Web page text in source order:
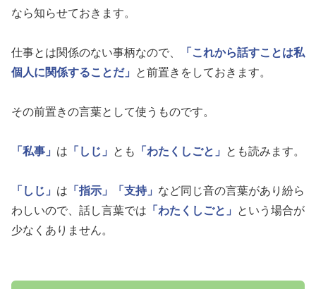
なら知らせておきます。
仕事とは関係のない事柄なので、
「これから話すことは私
個人に関係することだ」
と前置きをしておきます。
その前置きの言葉として使うものです。
「私事」 は 「しじ」 とも 「わたくしごと」 とも読みます。
「しじ」 は 「指示」 「支持」 など同じ音の言葉があり紛ら
わしいので、話し言葉では 「わたくしごと」
という場合が
少なくありません。